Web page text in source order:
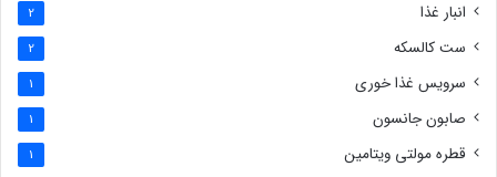
انبار غذا 2
ست کالسکه 2
سرویس غذا خوری 1
صابون جانسون 1
قطره مولتی ویتامین 1